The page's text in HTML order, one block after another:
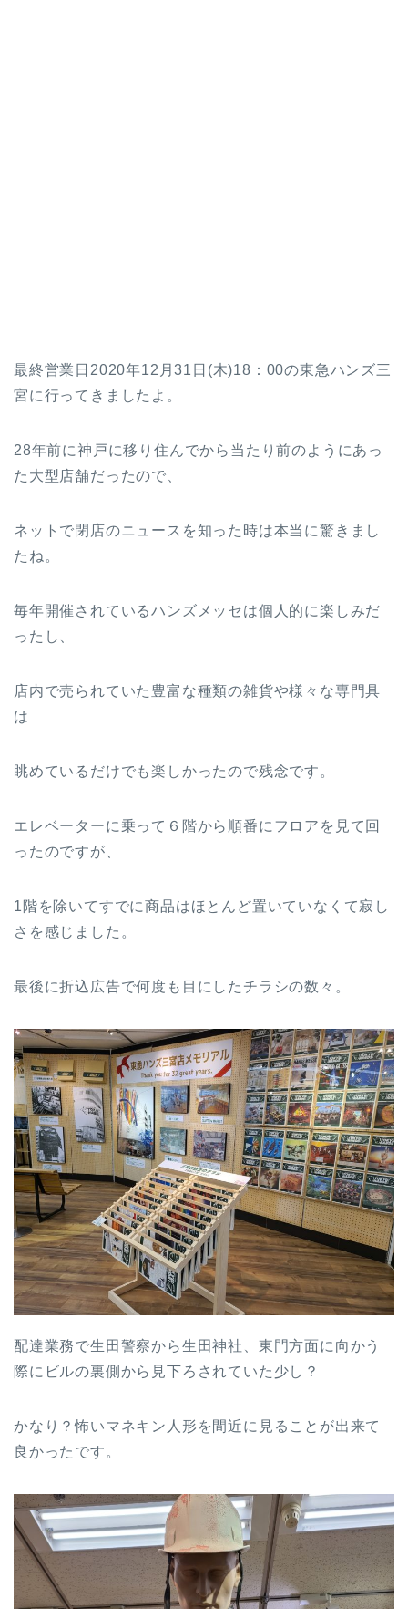
最終営業日2020年12月31日(木)18：00の東急ハンズ三
宮に行ってきましたよ。
28年前に神戸に移り住んでから当たり前のようにあっ
た大型店舗だったので、
ネットで閉店のニュースを知った時は本当に驚きまし
たね。
毎年開催されているハンズメッセは個人的に楽しみだ
ったし、
店内で売られていた豊富な種類の雑貨や様々な専門具
は
眺めているだけでも楽しかったので残念です。
エレベーターに乗って６階から順番にフロアを見て回
ったのですが、
1階を除いてすでに商品はほとんど置いていなくて寂し
さを感じました。
最後に折込広告で何度も目にしたチラシの数々。
配達業務で生田警察から生田神社、東門方面に向かう
際にビルの裏側から見下ろされていた少し？
かなり？怖いマネキン人形を間近に見ることが出来て
良かったです。